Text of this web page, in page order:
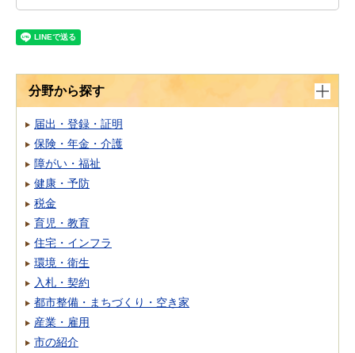
分野から探す
届出・登録・証明
保険・年金・介護
障がい・福祉
健康・予防
税金
育児・教育
住宅・インフラ
環境・衛生
入札・契約
都市整備・まちづくり・空き家
産業・雇用
市の紹介